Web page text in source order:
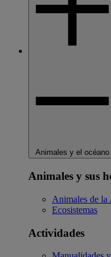
Animales y el océano
Animales y sus
Animales de la
Ecosistemas
Actividades